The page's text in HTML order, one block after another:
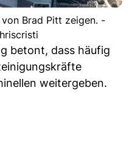
Brad Pitt zeigen. -
betont, dass häufig
weitergeben.